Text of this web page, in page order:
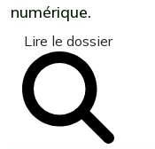
numérique.
Lire le dossier